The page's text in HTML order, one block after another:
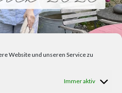
Website und unseren Service zu
Immer aktiv